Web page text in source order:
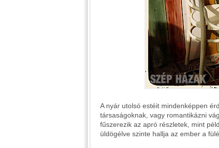
A nyár utolsó estéit mindenképpen
társaságoknak, vagy romantikázni
fűszerezik az apró részletek, mint
üldögélve szinte hallja az ember a